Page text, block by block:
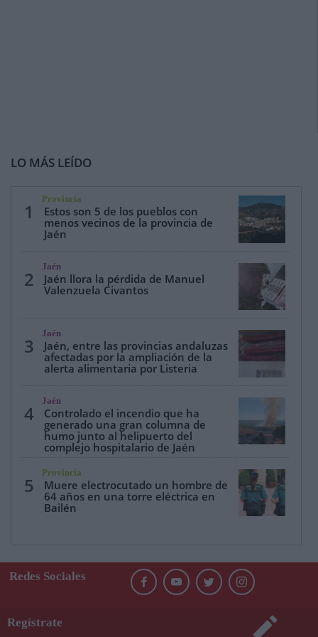
LO MÁS LEÍDO
1
Provincia
Estos son 5 de los pueblos con
menos vecinos de la provincia de
Jaén
2
Jaén
Jaén llora la pérdida de Manuel
Valenzuela Civantos
3
Jaén
Jaén, entre las provincias andaluzas
afectadas por la ampliación de la
alerta alimentaria por Listeria
4
Jaén
Controlado el incendio que ha
generado una gran columna de
humo junto al helipuerto del
complejo hospitalario de Jaén
5
Provincia
Muere electrocutado un hombre de
64 años en una torre eléctrica en
Bailén
Redes Sociales
Regístrate